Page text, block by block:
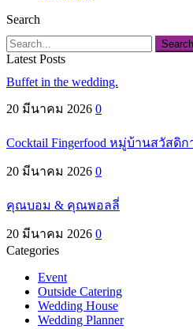
Search
Search
Latest Posts
Buffet in the wedding.
20 มีนาคม 2026 0
Cocktail Fingerfood หมู่บ้านสวัสดิ
20 มีนาคม 2026 0
คุณบอม & คุณพอลลี่
20 มีนาคม 2026 0
Categories
Event
Outside Catering
Wedding House
Wedding Planner